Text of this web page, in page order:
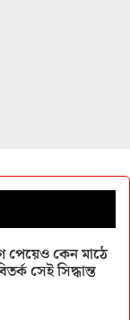
পেয়েও কেন মাঠে
সেই সিদ্ধান্ত